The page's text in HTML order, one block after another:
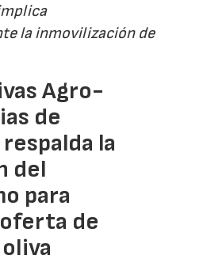
la inmovilización de
Agro-
de
la
del
para
de